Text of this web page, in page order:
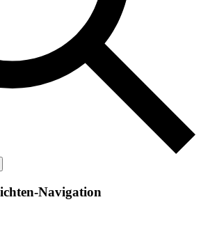
Navigation